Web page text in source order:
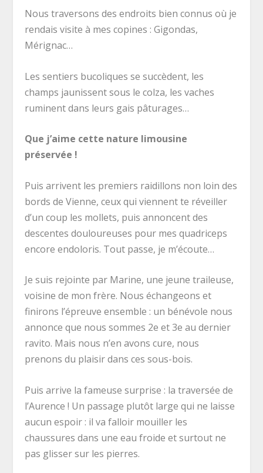
Nous traversons des endroits bien connus où je
rendais visite à mes copines : Gigondas,
Mérignac…
Les sentiers bucoliques se succèdent, les
champs jaunissent sous le colza, les vaches
ruminent dans leurs gais pâturages…
Que j’aime cette nature limousine
préservée !
Puis arrivent les premiers raidillons non loin des
bords de Vienne, ceux qui viennent te réveiller
d’un coup les mollets, puis annoncent des
descentes douloureuses pour mes quadriceps
encore endoloris. Tout passe, je m’écoute…
Je suis rejointe par Marine, une jeune traileuse,
voisine de mon frère. Nous échangeons et
finirons l’épreuve ensemble : un bénévole nous
annonce que nous sommes 2e et 3e au dernier
ravito. Mais nous n’en avons cure, nous
prenons du plaisir dans ces sous-bois.
Puis arrive la fameuse surprise : la traversée de
l’Aurence ! Un passage plutôt large qui ne laisse
aucun espoir : il va falloir mouiller les
chaussures dans une eau froide et surtout ne
pas glisser sur les pierres.